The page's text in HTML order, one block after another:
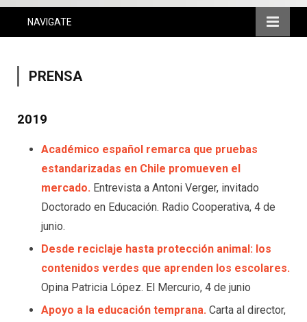
NAVIGATE
PRENSA
2019
Académico español remarca que pruebas
estandarizadas en Chile promueven el
mercado. Entrevista a Antoni Verger, invitado
Doctorado en Educación. Radio Cooperativa, 4 de
junio.
Desde reciclaje hasta protección animal: los
contenidos verdes que aprenden los escolares.
Opina Patricia López. El Mercurio, 4 de junio
Apoyo a la educación temprana. Carta al director,